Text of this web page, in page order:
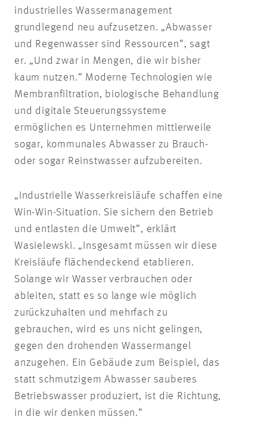
industrielles Wassermanagement
grundlegend neu aufzusetzen. „Abwasser
und Regenwasser sind Ressourcen“, sagt
er. „Und zwar in Mengen, die wir bisher
kaum nutzen.“ Moderne Technologien wie
Membranfiltration, biologische Behandlung
und digitale Steuerungssysteme
ermöglichen es Unternehmen mittlerweile
sogar, kommunales Abwasser zu Brauch-
oder sogar Reinstwasser aufzubereiten.
„Industrielle Wasserkreisläufe schaffen eine
Win-Win-Situation. Sie sichern den Betrieb
und entlasten die Umwelt“, erklärt
Wasielewski. „Insgesamt müssen wir diese
Kreisläufe flächendeckend etablieren.
Solange wir Wasser verbrauchen oder
ableiten, statt es so lange wie möglich
zurückzuhalten und mehrfach zu
gebrauchen, wird es uns nicht gelingen,
gegen den drohenden Wassermangel
anzugehen. Ein Gebäude zum Beispiel, das
statt schmutzigem Abwasser sauberes
Betriebswasser produziert, ist die Richtung,
in die wir denken müssen.“